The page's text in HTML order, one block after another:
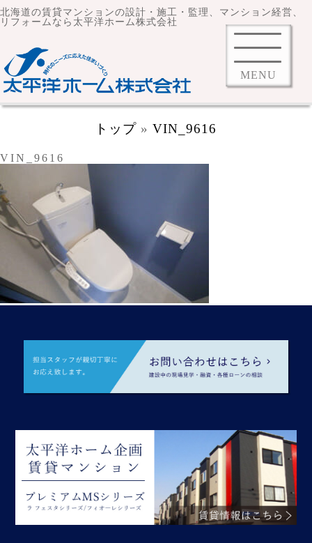
北海道の賃貸マンションの設計・施工・監理、マンション経営、
リフォームなら太平洋ホーム株式会社
MENU
トップ »VIN_9616
VIN_9616